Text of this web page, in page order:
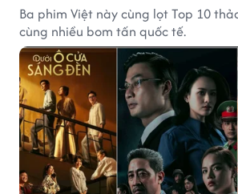
Ba phim Việt này cùng lọt Top 10
cùng nhiều bom tấn quốc tế.